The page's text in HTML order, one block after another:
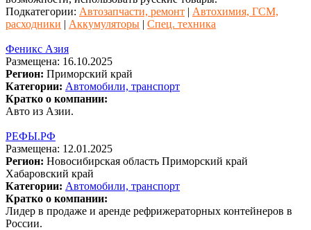
Подкатегории: Автозапчасти, ремонт | Автохимия, ГСМ,
расходники | Аккумуляторы | Спец. техника
Феникс Азия
Размещена: 16.10.2025
Регион: Приморский край
Категории: Автомобили, транспорт
Кратко о компании:
Авто из Азии.
РЕФЫ.РФ
Размещена: 12.01.2025
Регион: Новосибирская область Приморский край
Хабаровский край
Категории: Автомобили, транспорт
Кратко о компании:
Лидер в продаже и аренде рефрижераторных контейнеров в
России.